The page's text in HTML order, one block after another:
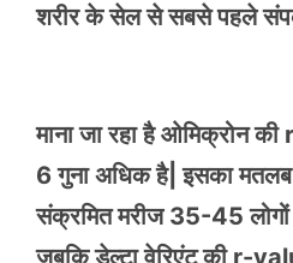
शरीर के सेल से सबसे पहले
माना जा रहा है ओमिक्रोन
6 गुना अधिक है| इसका
संक्रमित मरीज 35-45 लोगों
जबकि डेल्टा वेरिएंट की r-